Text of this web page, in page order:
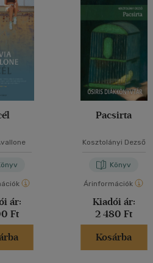
ár:
Ft
Pacsirta
Kosztolányi Dezső
Könyv
Árinformációk
Kiadói ár:
2 480 Ft
Kosárba